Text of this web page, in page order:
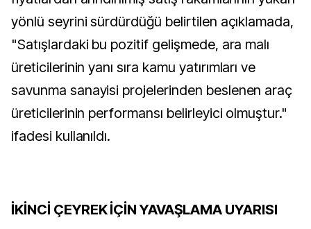
yönlü seyrini sürdürdüğü belirtilen açıklamada,
"Satışlardaki bu pozitif gelişmede, ara malı
üreticilerinin yanı sıra kamu yatırımları ve
savunma sanayisi projelerinden beslenen araç
üreticilerinin performansı belirleyici olmuştur."
ifadesi kullanıldı.
İKİNCİ ÇEYREK İÇİN YAVAŞLAMA UYARISI